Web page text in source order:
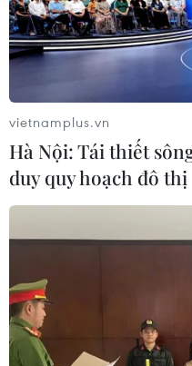
vietnamplus.vn
Hà Nội: Tái thiết
duy quy hoạch đô thị